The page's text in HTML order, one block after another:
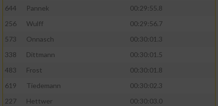
644
Pannek
00:29:55.8
256
Wulff
00:29:56.7
573
Onnasch
00:30:01.3
338
Dittmann
00:30:01.5
483
Frost
00:30:01.8
619
Tiedemann
00:30:02.3
227
Hettwer
00:30:03.0
Verwendung reduzierter Daten zur Auswahl
von Inhalten
IAB-Besonderheiten:
Verwendung genauer Standortdaten